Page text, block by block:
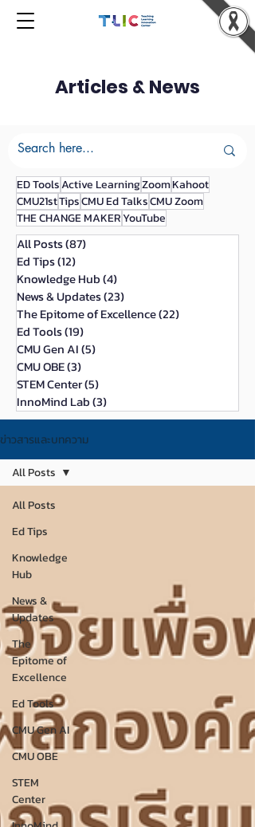
Articles & News
ED ToolsActive LearningZoomKahoot
CMU21stTipsCMU Ed TalksCMU Zoom
THE CHANGE MAKERYouTube
All Posts(87)
Ed Tips(12)
Knowledge Hub(4)
News & Updates(23)
The Epitome of Excellence(22)
Ed Tools(19)
CMU Gen AI(5)
CMU OBE(3)
STEM Center(5)
InnoMind Lab(3)
ข่าวสารและบทความ
All Posts
Ed Tips
Knowledge
Hub
News &
Updates
The
Epitome of
Excellence
Ed Tools
CMU Gen AI
CMU OBE
STEM
Center
All Posts